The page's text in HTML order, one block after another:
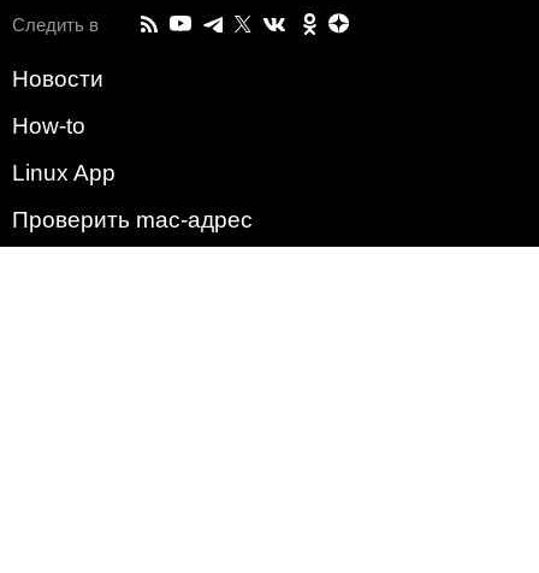
Следить в
Новости
How-to
Linux App
Проверить mac-адрес